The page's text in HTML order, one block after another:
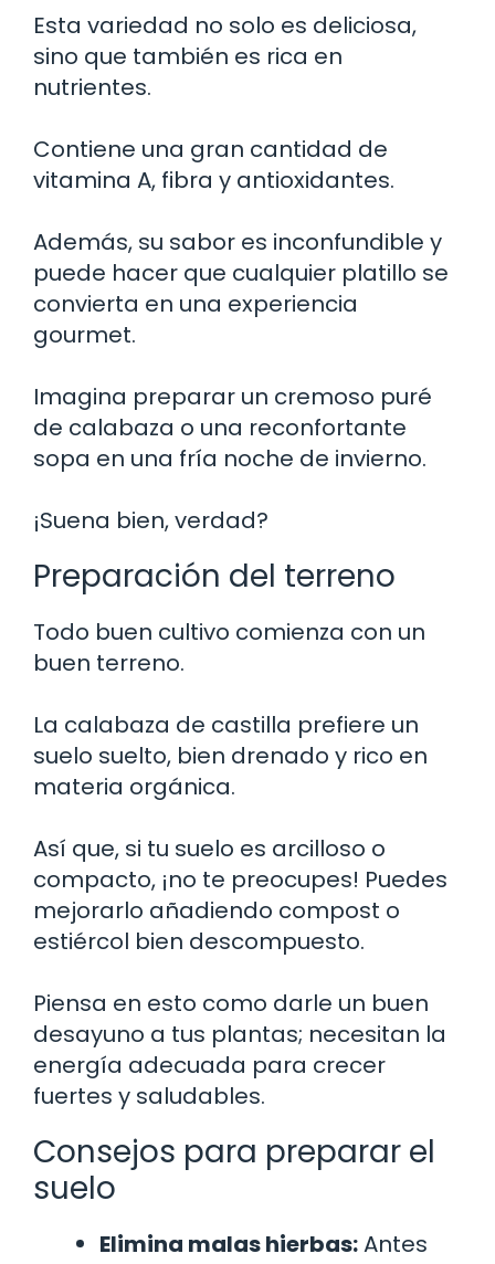
Esta variedad no solo es deliciosa,
sino que también es rica en
nutrientes.
Contiene una gran cantidad de
vitamina A, fibra y antioxidantes.
Además, su sabor es inconfundible y
puede hacer que cualquier platillo se
convierta en una experiencia
gourmet.
Imagina preparar un cremoso puré
de calabaza o una reconfortante
sopa en una fría noche de invierno.
¡Suena bien, verdad?
Preparación del terreno
Todo buen cultivo comienza con un
buen terreno.
La calabaza de castilla prefiere un
suelo suelto, bien drenado y rico en
materia orgánica.
Así que, si tu suelo es arcilloso o
compacto, ¡no te preocupes! Puedes
mejorarlo añadiendo compost o
estiércol bien descompuesto.
Piensa en esto como darle un buen
desayuno a tus plantas; necesitan la
energía adecuada para crecer
fuertes y saludables.
Consejos para preparar el
suelo
Elimina malas hierbas:Antes